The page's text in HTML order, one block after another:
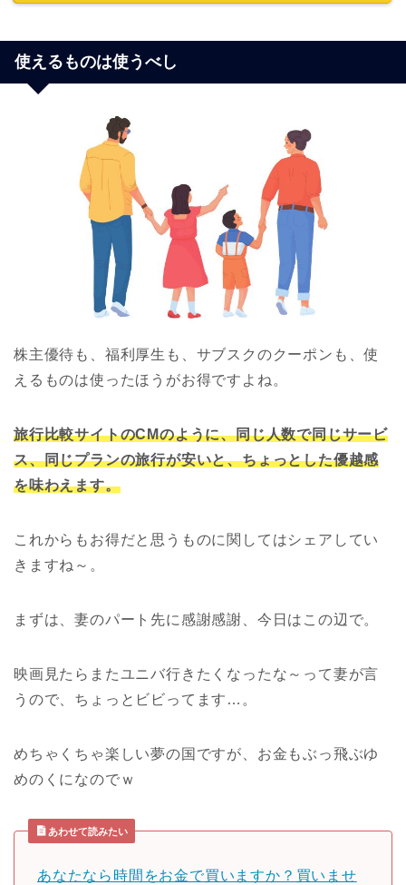
使えるものは使うべし
株主優待も、福利厚生も、サブスクのクーポンも、使
えるものは使ったほうがお得ですよね。
旅行比較サイトのCMのように、同じ人数で同じサービ
ス、同じプランの旅行が安いと、ちょっとした優越感
を味わえます。
これからもお得だと思うものに関してはシェアしてい
きますね～。
まずは、妻のパート先に感謝感謝、今日はこの辺で。
映画見たらまたユニバ行きたくなったな～って妻が言
うので、ちょっとビビってます…。
めちゃくちゃ楽しい夢の国ですが、お金もぶっ飛ぶゆ
めのくになのでｗ
あわせて読みたい
あなたなら時間をお金で買いますか？買いませ